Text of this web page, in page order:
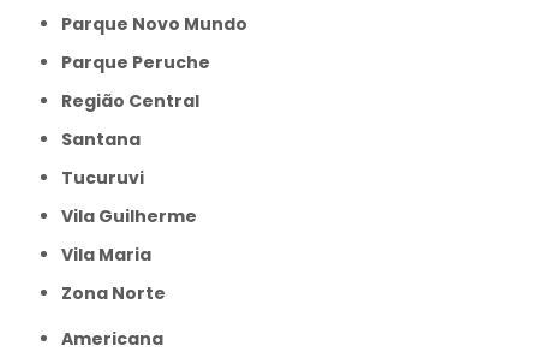
Parque Novo Mundo
Parque Peruche
Região Central
Santana
Tucuruvi
Vila Guilherme
Vila Maria
Zona Norte
Americana